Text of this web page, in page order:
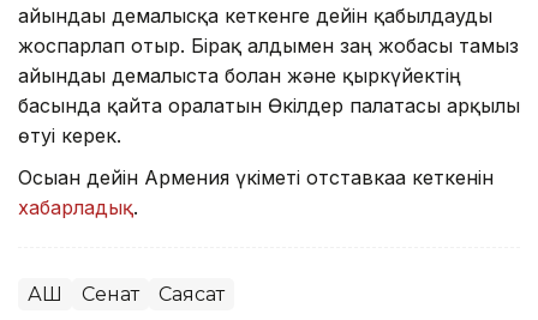
айындағы демалысқа кеткенге дейін қабылдауды
жоспарлап отыр. Бірақ алдымен заң жобасы тамыз
айындағы демалыста болған және қыркүйектің
басында қайта оралатын Өкілдер палатасы арқылы
өтуі керек.
Осыған дейін Армения үкіметі отставкаға кеткенін
хабарладық.
АҚШ Сенат Саясат